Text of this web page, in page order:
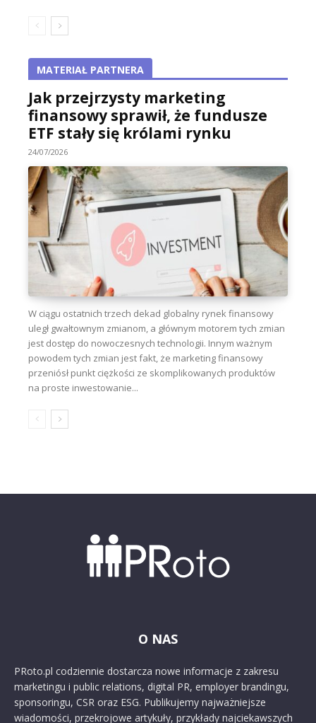
MATERIAŁ PARTNERA
Jak przejrzysty marketing
finansowy sprawił, że fundusze
ETF stały się królami rynku
24/07/2026
W ciągu ostatnich trzech dekad globalny rynek finansowy
uległ gwałtownym zmianom, a głównym motorem tych zmian
jest dostęp do nowoczesnych technologii. Innym ważnym
powodem tych zmian jest fakt, że marketing finansowy
przeniósł punkt ciężkości ze skomplikowanych produktów
na proste inwestowanie...
O NAS
PRoto.pl codziennie dostarcza nowe informacje z zakresu
marketingu i public relations, digital PR, employer brandingu,
sponsoringu, CSR oraz ESG. Publikujemy najważniejsze
wiadomości, przekrojowe artykuły, przykłady najciekawszych